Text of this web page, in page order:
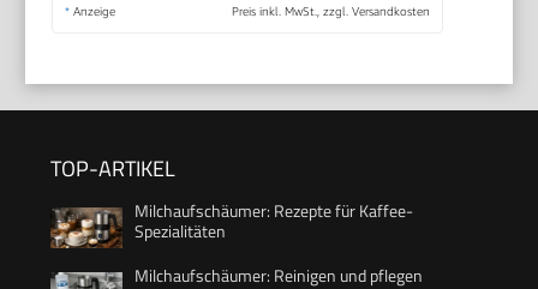
* Anzeige Preis inkl. MwSt., zzgl. Versandkosten
TOP-ARTIKEL
Milchaufschäumer: Rezepte für Kaffee-
Spezialitäten
Milchaufschäumer: Reinigen und pflegen